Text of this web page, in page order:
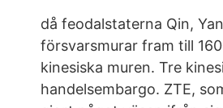
då feodalstaterna Qin,
försvarsmurar fram till
kinesiska muren. Tre
handelsembargo. ZTE,